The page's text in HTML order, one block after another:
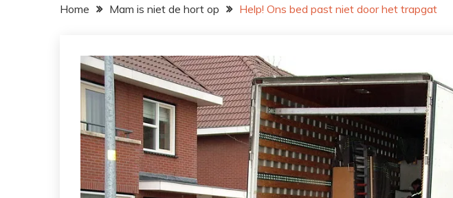
Home Mam is niet de hort op Help! Ons bed past niet door het trapgat